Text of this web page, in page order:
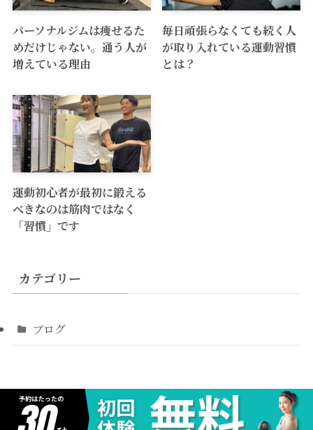
パーソナルジムは痩せるた
めだけじゃない。通う人が
増えている理由
毎日頑張らなくても続く人
が取り入れている運動習慣
とは？
運動初心者が最初に鍛える
べきなのは筋肉ではなく
「習慣」です
カテゴリー
ブログ